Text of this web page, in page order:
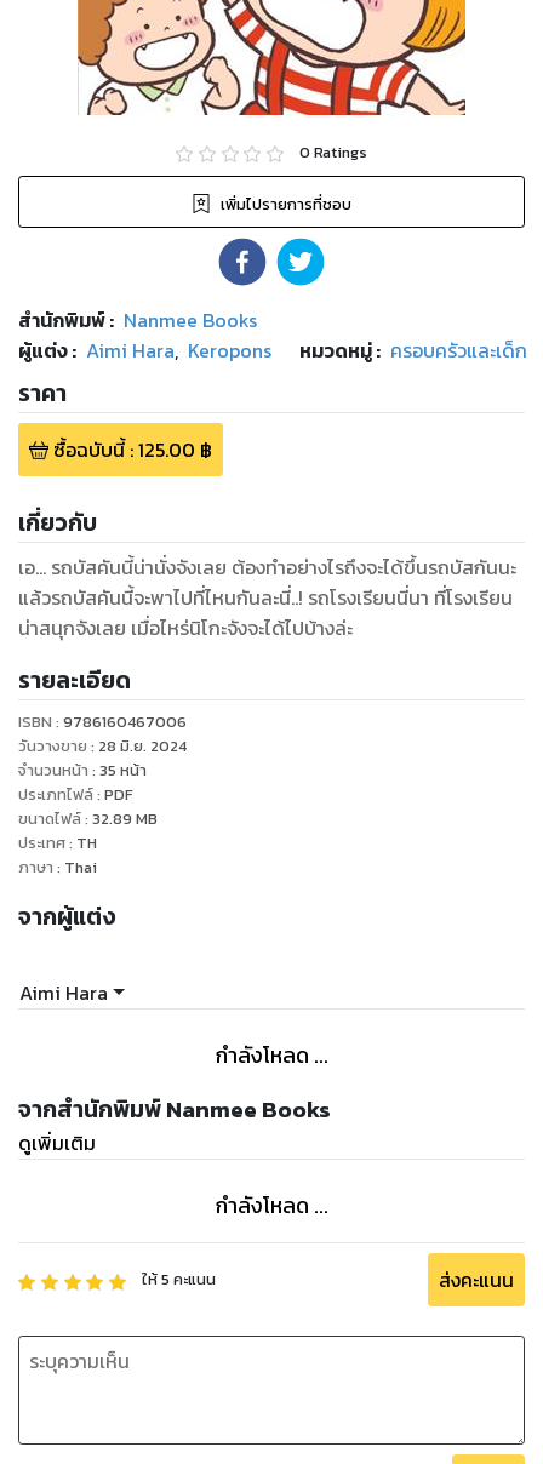
0 Ratings
เพิ่มไปรายการที่ชอบ
สำนักพิมพ์: Nanmee Books
ผู้แต่ง : Aimi Hara, Keropons หมวดหมู่: ครอบครัวและเด็ก
ราคา
ซื้อฉบับนี้:125.00 ฿
เกี่ยวกับ
เอ... รถบัสคันนี้น่านั่งจังเลย ต้องทำอย่างไรถึงจะได้ขึ้นรถบัสกันนะ
แล้วรถบัสคันนี้จะพาไปที่ไหนกันละนี่..! รถโรงเรียนนี่นา ที่โรงเรียน
น่าสนุกจังเลย เมื่อไหร่นิโกะจังจะได้ไปบ้างล่ะ
รายละเอียด
ISBN : 9786160467006
วันวางขาย : 28 มิ.ย. 2024
จำนวนหน้า : 35 หน้า
ประเภทไฟล์: PDF
ขนาดไฟล์: 32.89 MB
ประเทศ: TH
ภาษา : Thai
จากผู้แต่ง
Aimi Hara
กำลังโหลด ...
จากสำนักพิมพ์ Nanmee Books
ดูเพิ่มเติม
กำลังโหลด ...
ให้5 คะแนน ส่งคะแนน